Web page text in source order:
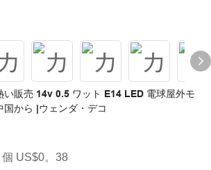
い販売 14v 0.5 ワット E14 LED 電球屋外モ
から |ウェンダ・デコ
個 US$0。38